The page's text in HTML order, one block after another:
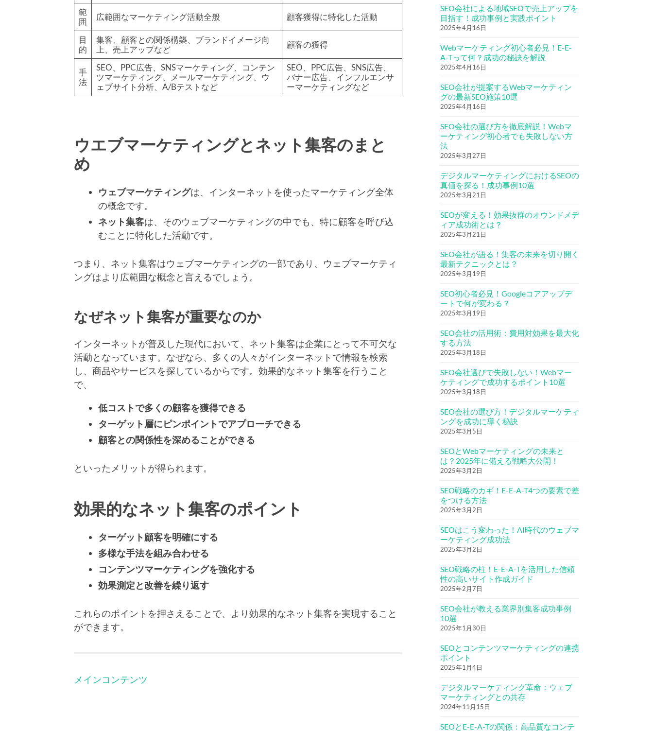
範
囲
広範囲なマーケティング活動全般 顧客獲得に特化した活動
目
的
集客、顧客との関係構築、ブランドイメージ向
上、売上アップなど
顧客の獲得
手
法
SEO、PPC広告、SNSマーケティング、コンテン
ツマーケティング、メールマーケティング、ウ
ェブサイト分析、A/Bテストなど
SEO、PPC広告、SNS広告、
バナー広告、インフルエンサ
ーマーケティングなど
ウエブマーケティングとネット集客のまと
め
ウェブマーケティングは、インターネットを使ったマーケティング全体
の概念です。
ネット集客は、そのウェブマーケティングの中でも、特に顧客を呼び込
むことに特化した活動です。
つまり、ネット集客はウェブマーケティングの一部であり、ウェブマーケティ
ングはより広範囲な概念と言えるでしょう。
なぜネット集客が重要なのか
インターネットが普及した現代において、ネット集客は企業にとって不可欠な
活動となっています。なぜなら、多くの人々がインターネットで情報を検索
し、商品やサービスを探しているからです。効果的なネット集客を行うこと
で、
低コストで多くの顧客を獲得できる
ターゲット層にピンポイントでアプローチできる
顧客との関係性を深めることができる
といったメリットが得られます。
効果的なネット集客のポイント
ターゲット顧客を明確にする
多様な手法を組み合わせる
コンテンツマーケティングを強化する
効果測定と改善を繰り返す
これらのポイントを押さえることで、より効果的なネット集客を実現すること
ができます。
メインコンテンツ
SEO会社による地域SEOで売上アップを
目指す！成功事例と実践ポイント
2025年4月16日
Webマーケティング初心者必見！E-E-
A-Tって何？成功の秘訣を解説
2025年4月16日
SEO会社が提案するWebマーケティン
グの最新SEO施策10選
2025年4月16日
SEO会社の選び方を徹底解説！Webマ
ーケティング初心者でも失敗しない方
法
2025年3月27日
デジタルマーケティングにおけるSEOの
真価を探る！成功事例10選
2025年3月21日
SEOが変える！効果抜群のオウンドメデ
ィア成功術とは？
2025年3月21日
SEO会社が語る！集客の未来を切り開く
最新テクニックとは？
2025年3月19日
SEO初心者必見！Googleコアアップデ
ートで何が変わる？
2025年3月19日
SEO会社の活用術：費用対効果を最大化
する方法
2025年3月18日
SEO会社選びで失敗しない！Webマー
ケティングで成功するポイント10選
2025年3月18日
SEO会社の選び方！デジタルマーケティ
ングを成功に導く秘訣
2025年3月5日
SEOとWebマーケティングの未来と
は？2025年に備える戦略大公開！
2025年3月2日
SEO戦略のカギ！E-E-A-T4つの要素で差
をつける方法
2025年3月2日
SEOはこう変わった！AI時代のウェブマ
ーケティング成功法
2025年3月2日
SEO戦略の柱！E-E-A-Tを活用した信頼
性の高いサイト作成ガイド
2025年2月7日
SEO会社が教える業界別集客成功事例
10選
2025年1月30日
SEOとコンテンツマーケティングの連携
ポイント
2025年1月4日
デジタルマーケティング革命：ウェブ
マーケティングとの共存
2024年11月15日
SEOとE-E-A-Tの関係：高品質なコンテ